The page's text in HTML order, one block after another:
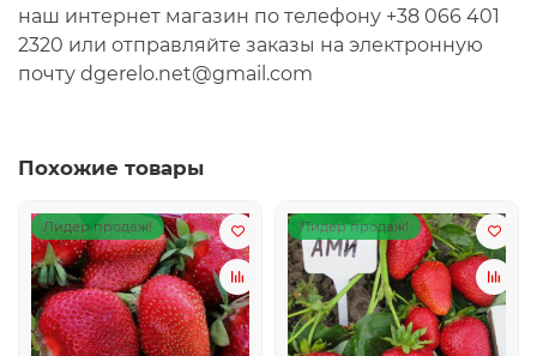
наш интернет магазин по телефону +38 066 401
2320 или отправляйте заказы на электронную
почту dgerelo.net@gmail.com
Похожие товары
Лидер продаж! Лидер продаж!